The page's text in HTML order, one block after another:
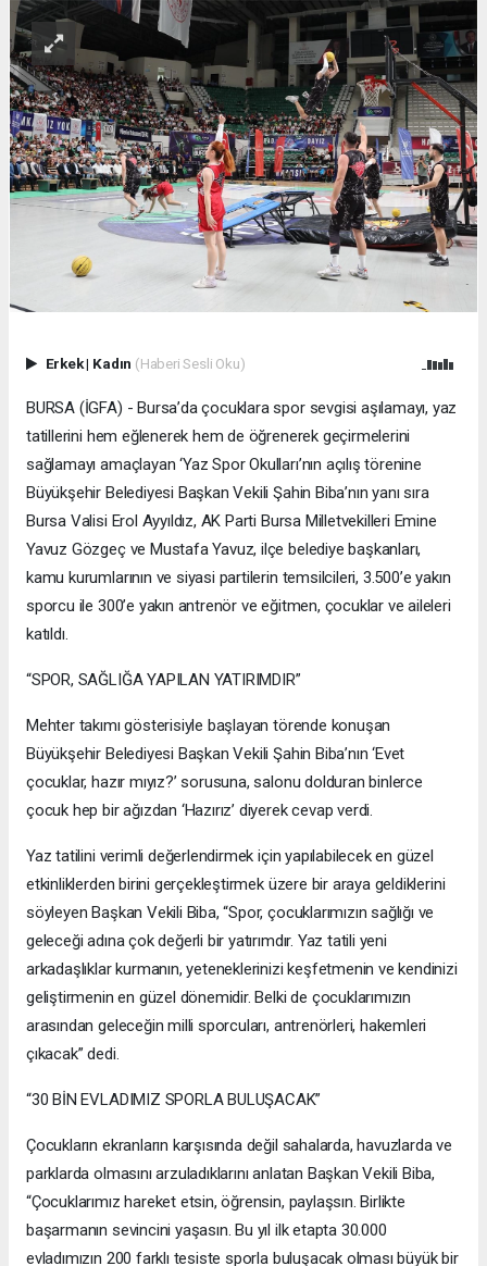
Erkek| Kadın (Haberi Sesli Oku)
BURSA (İGFA) - Bursa’da çocuklara spor sevgisi aşılamayı, yaz
tatillerini hem eğlenerek hem de öğrenerek geçirmelerini
sağlamayı amaçlayan ‘Yaz Spor Okulları’nın açılış törenine
Büyükşehir Belediyesi Başkan Vekili Şahin Biba’nın yanı sıra
Bursa Valisi Erol Ayyıldız, AK Parti Bursa Milletvekilleri Emine
Yavuz Gözgeç ve Mustafa Yavuz, ilçe belediye başkanları,
kamu kurumlarının ve siyasi partilerin temsilcileri, 3.500’e yakın
sporcu ile 300’e yakın antrenör ve eğitmen, çocuklar ve aileleri
katıldı.
“SPOR, SAĞLIĞA YAPILAN YATIRIMDIR”
Mehter takımı gösterisiyle başlayan törende konuşan
Büyükşehir Belediyesi Başkan Vekili Şahin Biba’nın ‘Evet
çocuklar, hazır mıyız?’ sorusuna, salonu dolduran binlerce
çocuk hep bir ağızdan ‘Hazırız’ diyerek cevap verdi.
Yaz tatilini verimli değerlendirmek için yapılabilecek en güzel
etkinliklerden birini gerçekleştirmek üzere bir araya geldiklerini
söyleyen Başkan Vekili Biba, “Spor, çocuklarımızın sağlığı ve
geleceği adına çok değerli bir yatırımdır. Yaz tatili yeni
arkadaşlıklar kurmanın, yeteneklerinizi keşfetmenin ve kendinizi
geliştirmenin en güzel dönemidir. Belki de çocuklarımızın
arasından geleceğin milli sporcuları, antrenörleri, hakemleri
çıkacak” dedi.
“30 BİN EVLADIMIZ SPORLA BULUŞACAK”
Çocukların ekranların karşısında değil sahalarda, havuzlarda ve
parklarda olmasını arzuladıklarını anlatan Başkan Vekili Biba,
“Çocuklarımız hareket etsin, öğrensin, paylaşsın. Birlikte
başarmanın sevincini yaşasın. Bu yıl ilk etapta 30.000
evladımızın 200 farklı tesiste sporla buluşacak olması büyük bir